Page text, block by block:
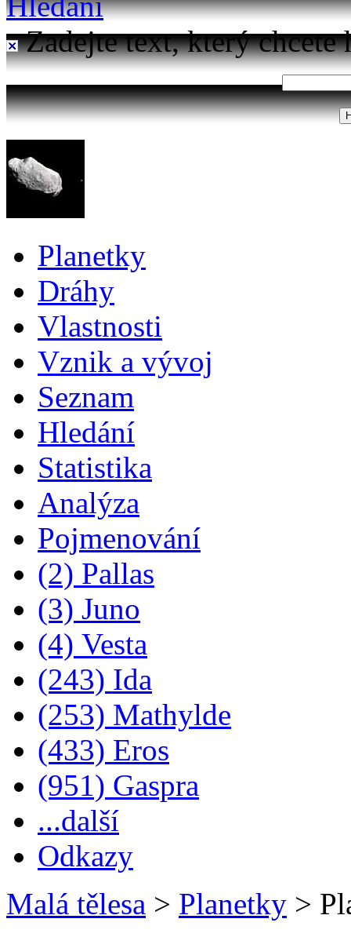
Zadejte text, který chcete
Planetky
Dráhy
Vlastnosti
Vznik a vývoj
Seznam
Hledání
Statistika
Analýza
Pojmenování
(2) Pallas
(3) Juno
(4) Vesta
(243) Ida
(253) Mathylde
(433) Eros
(951) Gaspra
...další
Odkazy
Malá tělesa > Planetky >